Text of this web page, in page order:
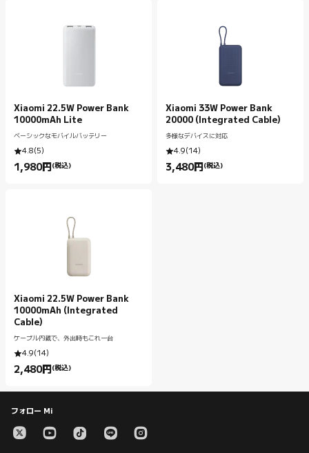
Xiaomi 22.5W Power Bank
10000mAh Lite
ベーシックなモバイルバッテリー
4.8(5)
1,980円 (税込)
Current Price 円1980.00
Xiaomi 33W Power Bank
20000 (Integrated Cable)
多様なデバイスに対応
4.9(14)
3,480円 (税込)
Current Price 円3480.00
Xiaomi 22.5W Power Bank
10000mAh (Integrated
Cable)
ケーブル内蔵で、外出時もこれ一台
4.9(14)
2,480円 (税込)
Current Price 円2480.00
フォロー Mi